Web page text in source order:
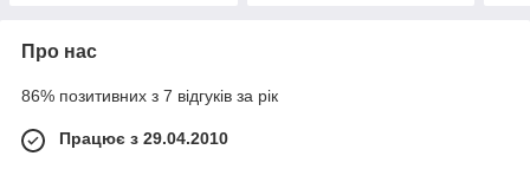
Про нас
86% позитивних з 7 відгуків за рік
Працює з 29.04.2010